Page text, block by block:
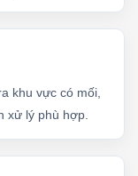
khu vực có mối,
xử lý phù hợp.